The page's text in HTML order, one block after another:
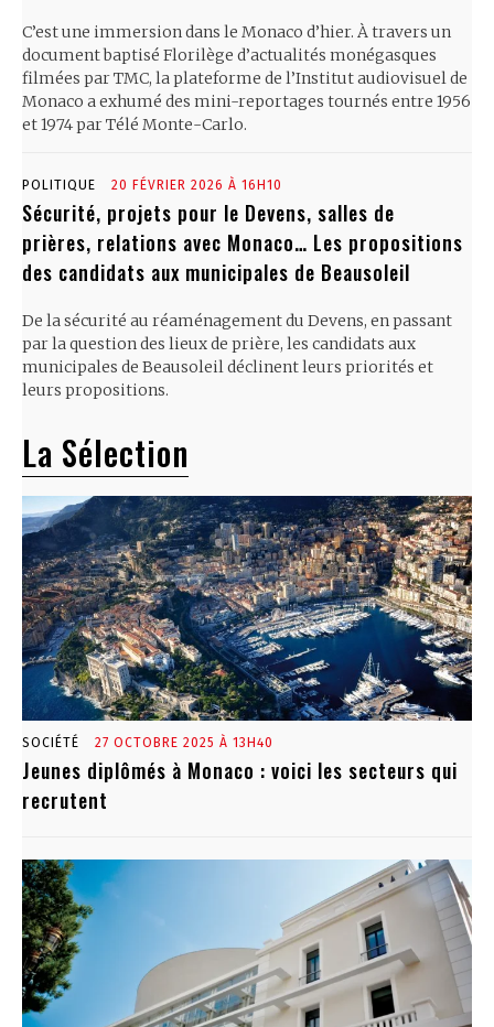
C’est une immersion dans le Monaco d’hier. À travers un
document baptisé Florilège d’actualités monégasques
filmées par TMC, la plateforme de l’Institut audiovisuel de
Monaco a exhumé des mini-reportages tournés entre 1956
et 1974 par Télé Monte-Carlo.
POLITIQUE 20 FÉVRIER 2026 À 16H10
Sécurité, projets pour le Devens, salles de
prières, relations avec Monaco… Les propositions
des candidats aux municipales de Beausoleil
De la sécurité au réaménagement du Devens, en passant
par la question des lieux de prière, les candidats aux
municipales de Beausoleil déclinent leurs priorités et
leurs propositions.
La Sélection
SOCIÉTÉ 27 OCTOBRE 2025 À 13H40
Jeunes diplômés à Monaco : voici les secteurs qui
recrutent